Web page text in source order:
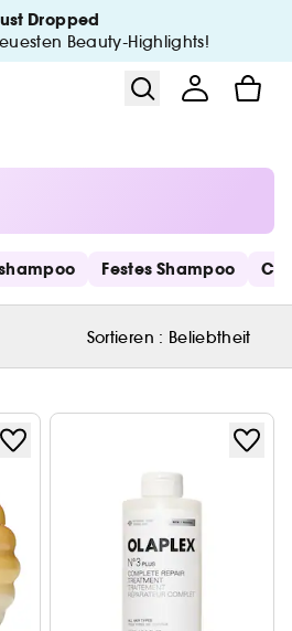
Dropped
Beauty-Highlights!
Festes Shampoo
Sortieren : Beliebtheit